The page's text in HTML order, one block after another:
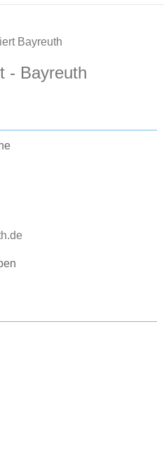
- Bayreuth